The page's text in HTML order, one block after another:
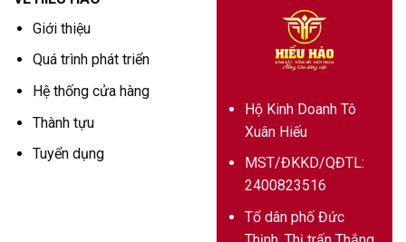
Giới thiệu
Quá trình phát triển
Hệ thống cửa hàng
Thành tựu
Tuyển dụng
Hộ Kinh Doanh Tô
Xuân Hiếu
MST/ĐKKD/QĐTL:
2400823516
Tổ dân phố Đức